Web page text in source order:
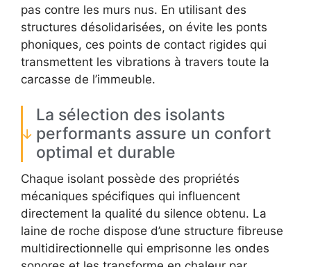
pas contre les murs nus. En utilisant des
structures désolidarisées, on évite les ponts
phoniques, ces points de contact rigides qui
transmettent les vibrations à travers toute la
carcasse de l’immeuble.
La sélection des isolants
performants assure un confort
optimal et durable
Chaque isolant possède des propriétés
mécaniques spécifiques qui influencent
directement la qualité du silence obtenu. La
laine de roche dispose d’une structure fibreuse
multidirectionnelle qui emprisonne les ondes